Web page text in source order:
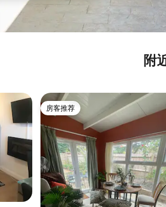
附
房客推荐
房客推荐